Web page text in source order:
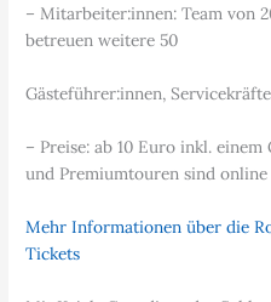
– Mitarbeiter:innen: Team von
betreuen weitere 50
Gästeführer:innen,
– Preise: ab 10 Euro inkl.
und Premiumtouren sind
Mehr Informationen über die
Tickets